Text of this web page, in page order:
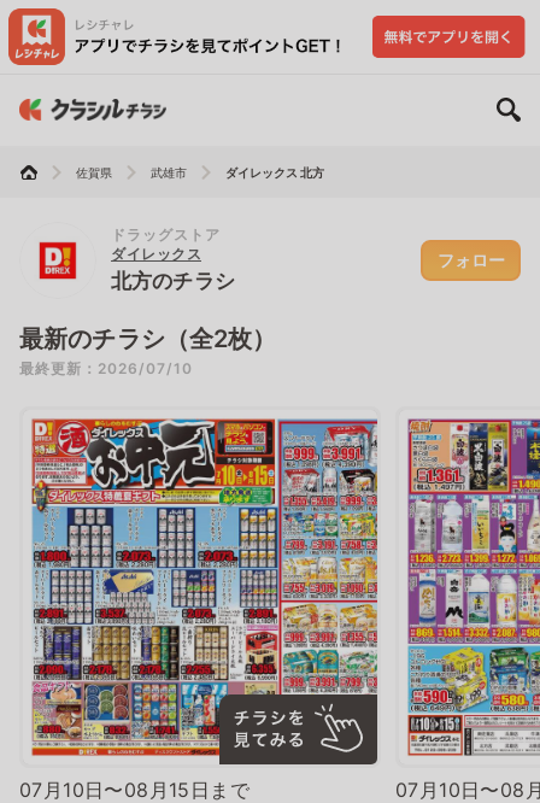
佐賀県 武雄市 ダイレックス 北方
ドラッグストア
ダイレックス
北方のチラシ
フォロー
最新のチラシ（全2枚）
最終更新：2026/07/10
07月10日〜08月15日まで 07月10日〜08